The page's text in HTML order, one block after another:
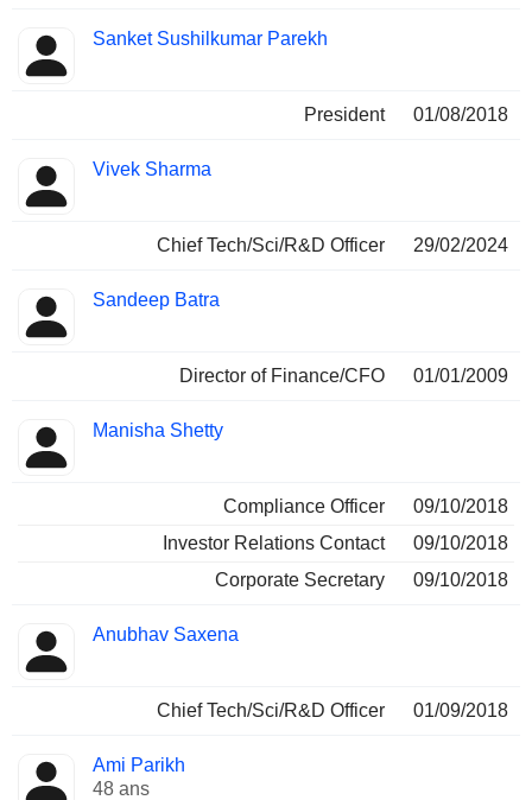
Sanket Sushilkumar Parekh
President 01/08/2018
Vivek Sharma
Chief Tech/Sci/R&D Officer 29/02/2024
Sandeep Batra
Director of Finance/CFO 01/01/2009
Manisha Shetty
Compliance Officer
09/10/2018
Investor Relations Contact
09/10/2018
Corporate Secretary
09/10/2018
Anubhav Saxena
Chief Tech/Sci/R&D Officer 01/09/2018
Ami Parikh
48 ans